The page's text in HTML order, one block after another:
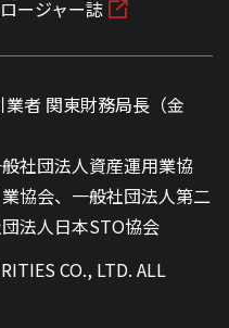
ージャー誌
者 関東財務局長（金
社団法人資産運用業協
協会、一般社団法人第二
法人日本STO協会
CO., LTD. ALL